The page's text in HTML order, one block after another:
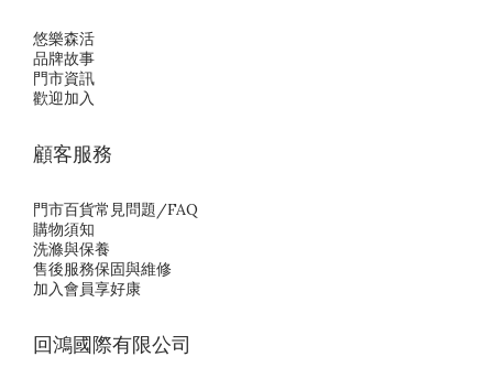
悠樂森活
品牌故事
門市資訊
歡迎加入
顧客服務
門市百貨常見問題/FAQ
購物須知
洗滌與保養
售後服務保固與維修
加入會員享好康
回鴻國際有限公司